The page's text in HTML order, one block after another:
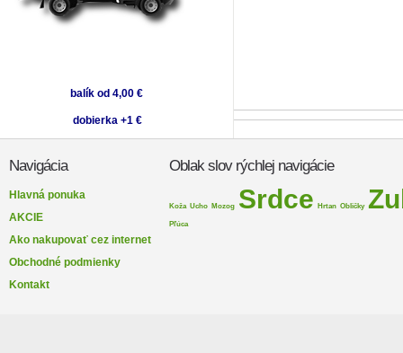
balík od 4,00 €
dobierka +1 €
Navigácia
Hlavná ponuka
AKCIE
Ako nakupovať cez internet
Obchodné podmienky
Kontakt
Oblak slov rýchlej navigácie
Koža Ucho Mozog Srdce Hrtan Obličky
Pľúca